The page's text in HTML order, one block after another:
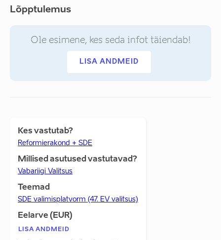
Lõpptulemus
Ole esimene, kes seda infot täiendab!
LISA ANDMEID
Kes vastutab?
Reformierakond + SDE
Millised asutused vastutavad?
Vabariigi Valitsus
Teemad
SDE valimisplatvorm (47. EV valitsus)
Eelarve (EUR)
LISA ANDMEID